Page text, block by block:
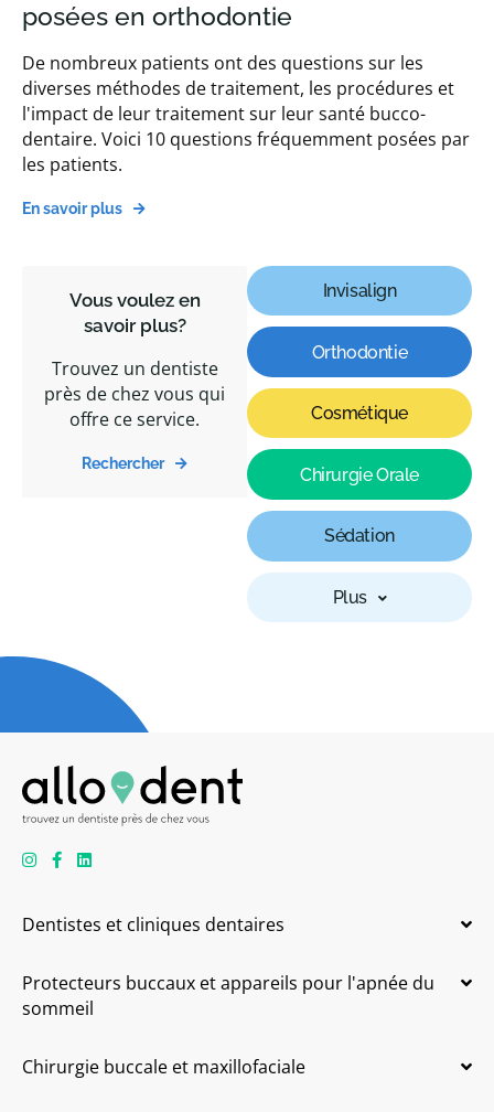
Vous voulez en
savoir plus?
Trouvez un dentiste
près de chez vous qui
offre ce service.
Rechercher
Invisalign
Orthodontie
Cosmétique
Chirurgie Orale
Sédation
Plus
posées en orthodontie
De nombreux patients ont des questions sur les
diverses méthodes de traitement, les procédures et
l'impact de leur traitement sur leur santé bucco-
dentaire. Voici 10 questions fréquemment posées par
les patients.
En savoir plus
Dentistes et cliniques dentaires
Protecteurs buccaux et appareils pour l'apnée du
sommeil
Chirurgie buccale et maxillofaciale